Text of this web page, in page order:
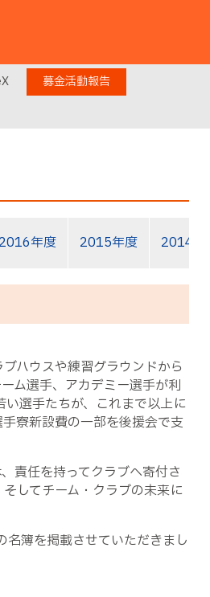
募金活動報告
2016年度 2015年度 2014年度
ハウスや練習グラウンドから
ム選手、アカデミー選手が利
選手たちが、これまで以上に
寮新設費の一部を後援会で支
責任を持ってクラブへ寄付さ
してチーム・クラブの未来に
簿を掲載させていただきまし